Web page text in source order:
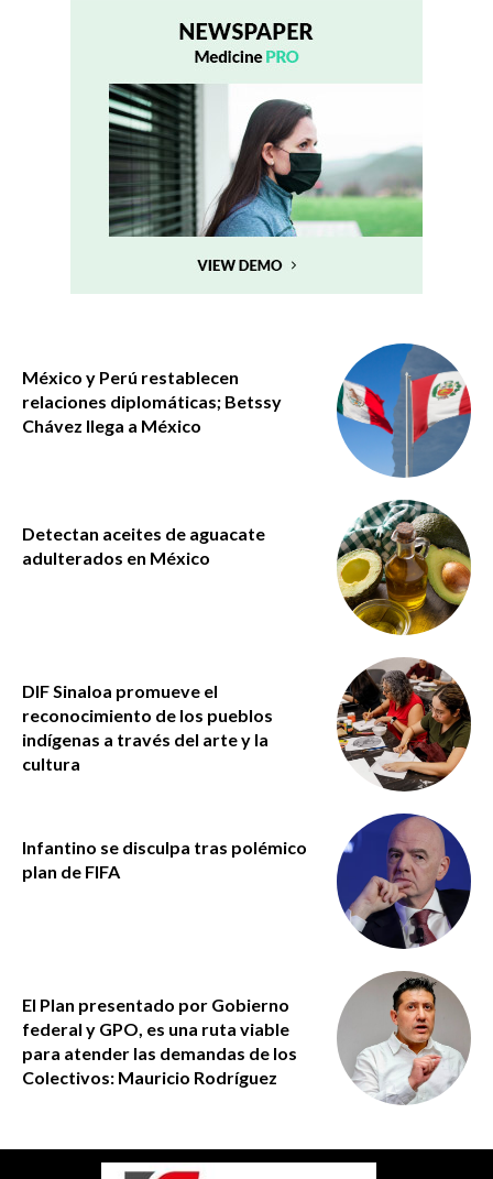
México y Perú restablecen
relaciones diplomáticas; Betssy
Chávez llega a México
Detectan aceites de aguacate
adulterados en México
DIF Sinaloa promueve el
reconocimiento de los pueblos
indígenas a través del arte y la
cultura
Infantino se disculpa tras polémico
plan de FIFA
El Plan presentado por Gobierno
federal y GPO, es una ruta viable
para atender las demandas de los
Colectivos: Mauricio Rodríguez